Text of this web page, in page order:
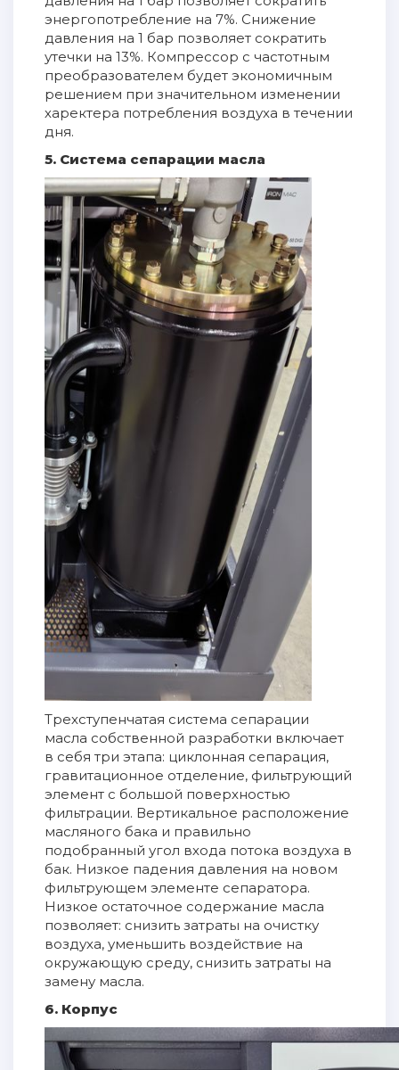
энергопотребление на 7%. Снижение
давления на 1 бар позволяет сократить
утечки на 13%. Компрессор с частотным
преобразователем будет экономичным
решением при значительном изменении
харектера потребления воздуха в течении
дня.
5. Система сепарации масла
Трехступенчатая система сепарации
масла собственной разработки включает
в себя три этапа: циклонная сепарация,
гравитационное отделение, фильтрующий
элемент с большой поверхностью
фильтрации. Вертикальное расположение
масляного бака и правильно
подобранный угол входа потока воздуха в
бак. Низкое падения давления на новом
фильтрующем элементе сепаратора.
Низкое остаточное содержание масла
позволяет: снизить затраты на очистку
воздуха, уменьшить воздействие на
окружающую среду, снизить затраты на
замену масла.
6. Корпус